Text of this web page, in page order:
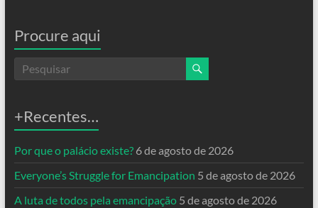
Procure aqui
+Recentes…
Por que o palácio existe? 6 de agosto de 2026
Everyone’s Struggle for Emancipation 5 de agosto de 2026
A luta de todos pela emancipação 5 de agosto de 2026